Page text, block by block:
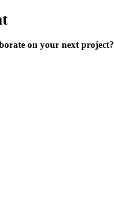
on your next project?